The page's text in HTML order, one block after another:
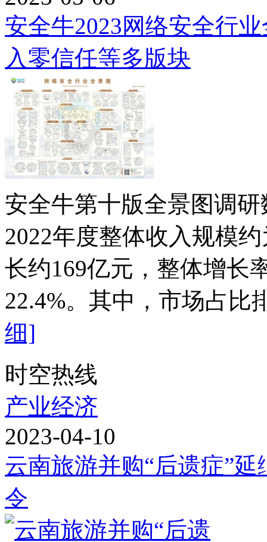
安全牛2023网络安全行
入零信任等多版块
安全牛第十版全景图调
2022年度整体收入规模
长约169亿元，整体增长
22.4%。其中，市场占比
细]
时空热线
产业经济
2023-04-10
云南旅游并购“后遗症”
令